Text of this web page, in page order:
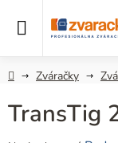
DomovZváračky
TransTig